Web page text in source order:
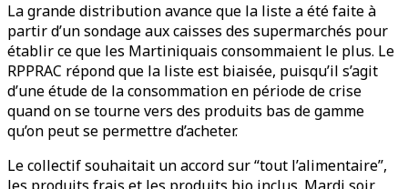
La grande distribution avance que la liste a été faite à
partir d’un sondage aux caisses des supermarchés pour
établir ce que les Martiniquais consommaient le plus. Le
RPPRAC répond que la liste est biaisée, puisqu’il s’agit
d’une étude de la consommation en période de crise
quand on se tourne vers des produits bas de gamme
qu’on peut se permettre d’acheter.
Le collectif souhaitait un accord sur “tout l’alimentaire”,